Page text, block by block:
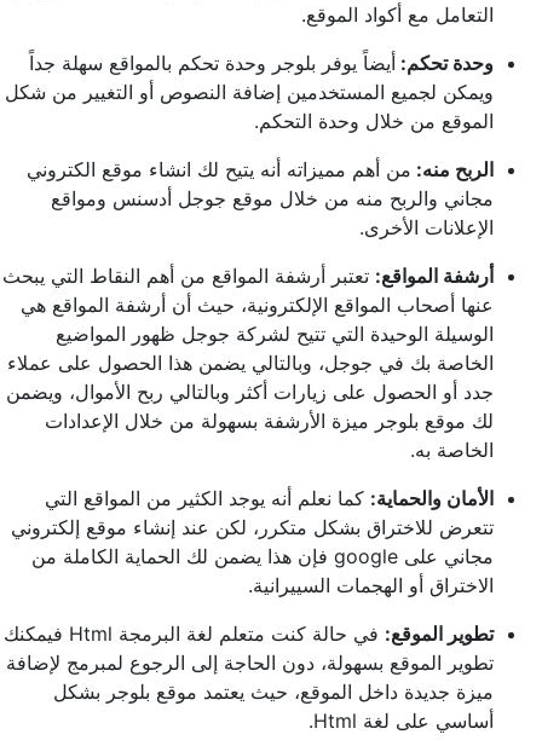
التعامل مع أكواد الموقع.
وحدة تحكم: أيضاً يوفر بلوجر وحدة تحكم بالمواقع سهلة جداً
ويمكن لجميع المستخدمين إضافة النصوص أو التغيير من شكل
الموقع من خلال وحدة التحكم.
الربح منه: من أهم مميزاته أنه يتيح لك انشاء موقع الكتروني
مجاني والربح منه من خلال موقع جوجل أدسنس ومواقع
الإعلانات الأخرى.
أرشفة المواقع: تعتبر أرشفة المواقع من أهم النقاط التي يبحث
عنها أصحاب المواقع الإلكترونية، حيث أن أرشفة المواقع هي
الوسيلة الوحيدة التي تتيح لشركة جوجل ظهور المواضيع
الخاصة بك في جوجل، وبالتالي يضمن هذا الحصول على عملاء
جدد أو الحصول على زيارات أكثر وبالتالي ربح الأموال، ويضمن
لك موقع بلوجر ميزة الأرشفة بسهولة من خلال الإعدادات
الخاصة به.
الأمان والحماية: كما نعلم أنه يوجد الكثير من المواقع التي
تتعرض للاختراق بشكل متكرر، لكن عند إنشاء موقع إلكتروني
مجاني على google فإن هذا يضمن لك الحماية الكاملة من
الاختراق أو الهجمات السييرانية.
تطوير الموقع:
في حالة كنت متعلم لغة البرمجة Html فيمكنك
تطوير الموقع بسهولة، دون الحاجة إلى الرجوع لمبرمج لإضافة
ميزة جديدة داخل الموقع، حيث يعتمد موقع بلوجر بشكل
أساسي على لغة Html.